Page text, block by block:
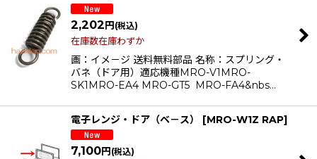
2,202円 (税込)
在庫数在庫わずか
画：イメ－ジ 送料無料部品 名称：スプリング・
バネ（ドア用）適応機種MRO-V1MRO-
SK1MRO-EA4 MRO-GT5 MRO-FA4&nbs…
電子レンジ・ドア（ベ－ス） [MRO-W1Z RAP]
7,100円 (税込)